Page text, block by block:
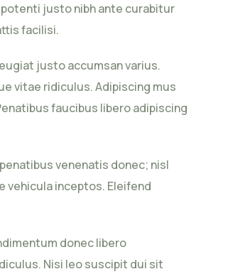
justo nibh ante curabitur
facilisi.
justo accumsan varius.
vitae ridiculus. Adipiscing mus
faucibus libero adipiscing
venenatis donec; nisl
vehicula inceptos. Eleifend
donec libero
Nisi leo suscipit dui sit